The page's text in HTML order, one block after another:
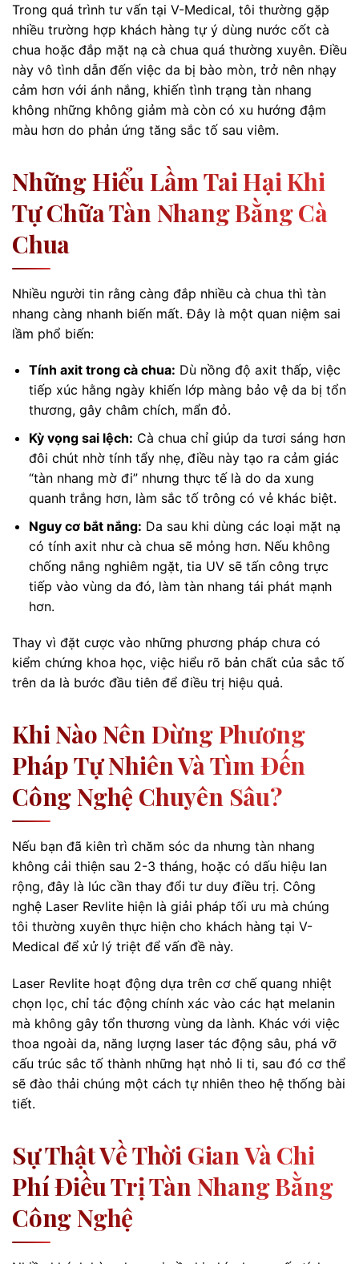
Trong quá trình tư vấn tại V-Medical, tôi thường gặp
nhiều trường hợp khách hàng tự ý dùng nước cốt cà
chua hoặc đắp mặt nạ cà chua quá thường xuyên. Điều
này vô tình dẫn đến việc da bị bào mòn, trở nên nhạy
cảm hơn với ánh nắng, khiến tình trạng tàn nhang
không những không giảm mà còn có xu hướng đậm
màu hơn do phản ứng tăng sắc tố sau viêm.
Những Hiểu Lầm Tai Hại Khi
Tự Chữa Tàn Nhang Bằng Cà
Chua
Nhiều người tin rằng càng đắp nhiều cà chua thì tàn
nhang càng nhanh biến mất. Đây là một quan niệm sai
lầm phổ biến:
Tính axit trong cà chua: Dù nồng độ axit thấp, việc
tiếp xúc hằng ngày khiến lớp màng bảo vệ da bị tổn
thương, gây châm chích, mẩn đỏ.
Kỳ vọng sai lệch: Cà chua chỉ giúp da tươi sáng hơn
đôi chút nhờ tính tẩy nhẹ, điều này tạo ra cảm giác
“tàn nhang mờ đi” nhưng thực tế là do da xung
quanh trắng hơn, làm sắc tố trông có vẻ khác biệt.
Nguy cơ bắt nắng: Da sau khi dùng các loại mặt nạ
có tính axit như cà chua sẽ mỏng hơn. Nếu không
chống nắng nghiêm ngặt, tia UV sẽ tấn công trực
tiếp vào vùng da đó, làm tàn nhang tái phát mạnh
hơn.
Thay vì đặt cược vào những phương pháp chưa có
kiểm chứng khoa học, việc hiểu rõ bản chất của sắc tố
trên da là bước đầu tiên để điều trị hiệu quả.
Khi Nào Nên Dừng Phương
Pháp Tự Nhiên Và Tìm Đến
Công Nghệ Chuyên Sâu?
Nếu bạn đã kiên trì chăm sóc da nhưng tàn nhang
không cải thiện sau 2-3 tháng, hoặc có dấu hiệu lan
rộng, đây là lúc cần thay đổi tư duy điều trị. Công
nghệ Laser Revlite hiện là giải pháp tối ưu mà chúng
tôi thường xuyên thực hiện cho khách hàng tại V-
Medical để xử lý triệt để vấn đề này.
Laser Revlite hoạt động dựa trên cơ chế quang nhiệt
chọn lọc, chỉ tác động chính xác vào các hạt melanin
mà không gây tổn thương vùng da lành. Khác với việc
thoa ngoài da, năng lượng laser tác động sâu, phá vỡ
cấu trúc sắc tố thành những hạt nhỏ li ti, sau đó cơ thể
sẽ đào thải chúng một cách tự nhiên theo hệ thống bài
tiết.
Sự Thật Về Thời Gian Và Chi
Phí Điều Trị Tàn Nhang Bằng
Công Nghệ